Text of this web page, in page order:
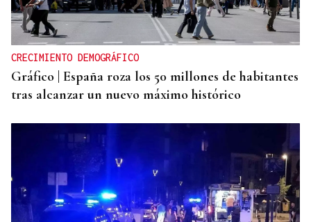
CRECIMIENTO DEMOGRÁFICO
Gráfico | España roza los 50 millones de habitantes
tras alcanzar un nuevo máximo histórico